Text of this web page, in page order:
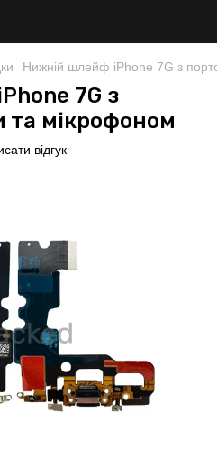
Нижній шлейф iPhone 7G з
7G з
та мікрофоном
відгук